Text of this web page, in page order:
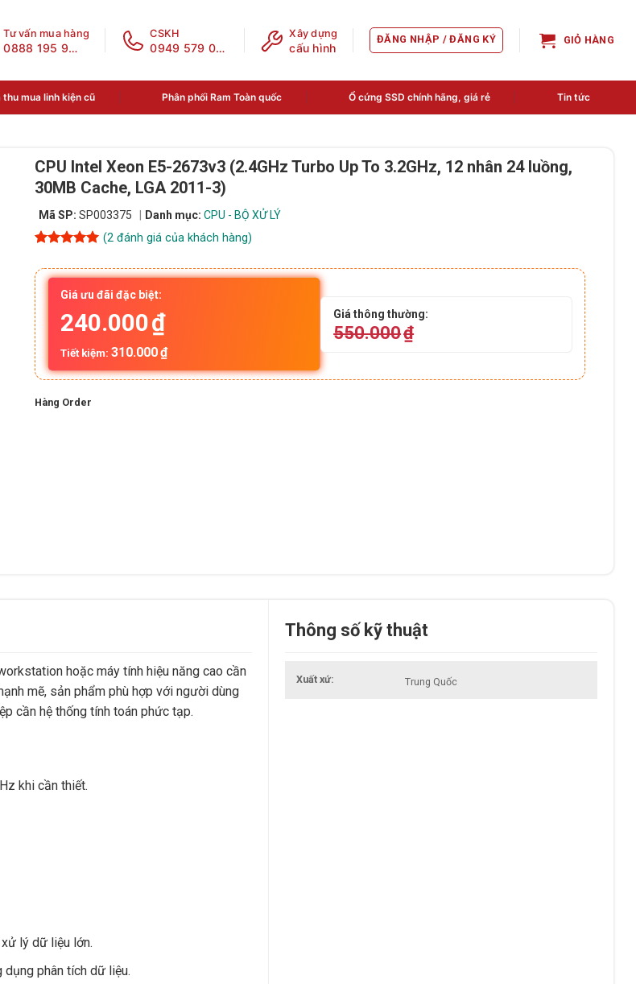
Tư vấn mua hàng
0888 195 969
CSKH
0949 579 078
Xây dựng
cấu hình
ĐĂNG NHẬP / ĐĂNG KÝ GIỎ HÀNG
thu mua linh kiện cũ Phân phối Ram Toàn quốc Ổ cứng SSD chính hãng, giá rẻ Tin tức
CPU Intel Xeon E5-2673v3 (2.4GHz Turbo Up To 3.2GHz, 12 nhân 24 luồng,
30MB Cache, LGA 2011-3)
Mã SP: SP003375 Danh mục: CPU - BỘ XỬ LÝ
dựa trên
đánh giá
(2 đánh giá của khách hàng)
Giá ưu đãi đặc biệt:
240.000₫
Tiết kiệm:310.000₫
Giá thông thường:
550.000₫
Hàng Order
hoặc máy tính hiệu năng cao cần
mẽ, sản phẩm phù hợp với người dùng
cần hệ thống tính toán phức tạp.
khi cần thiết.
lý dữ liệu lớn.
dụng phân tích dữ liệu.
Thông số kỹ thuật
Xuất xứ Trung Quốc